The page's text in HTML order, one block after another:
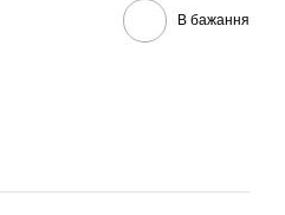
В бажання